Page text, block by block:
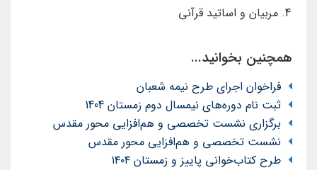
مربیان و اساتید قرآنی
همچنین بخوانید...
فراخوان اجرای طرح نیمه شعبان
ثبت نام دوره‌های نیمسال دوم زمستان 1404
برگزاری نشست تخصصی و هم‌افزایی محور مقدس
نشست تخصصی و هم‌افزایی محور مقدس
طرح کتاب‌خوانی پاییز و زمستان ۱۴۰۴